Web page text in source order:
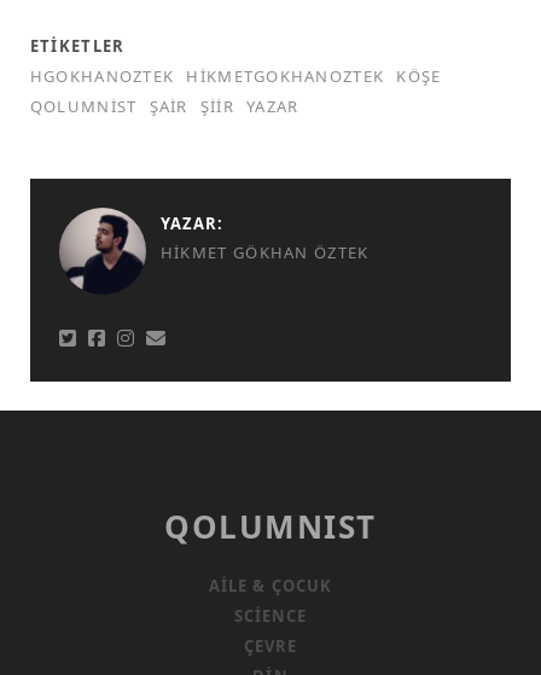
ETIKETLER
HGOKHANOZTEK
HIKMETGOKHANOZTEK
KÖŞE
QOLUMNIST
ŞAIR ŞIIR YAZAR
YAZAR:
HIKMET GÖKHAN ÖZTEK
QOLUMNIST
AILE & ÇOCUK
SCIENCE
ÇEVRE